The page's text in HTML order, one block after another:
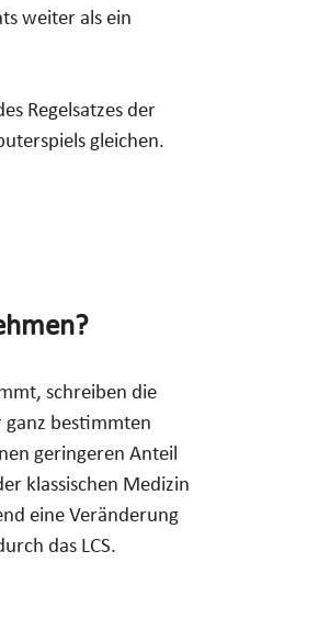
weiter als ein
Regelsatzes der
gleichen.
schreiben die
ganz bestimmten
geringeren Anteil
klassischen Medizin
eine Veränderung
das LCS.